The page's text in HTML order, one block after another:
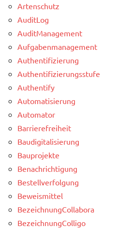
Artenschutz
AuditLog
AuditManagement
Aufgabenmanagement
Authentifizierung
Authentifizierungsstufe
Authentify
Automatisierung
Automator
Barrierefreiheit
Baudigitalisierung
Bauprojekte
Benachrichtigung
Bestellverfolgung
Beweismittel
BezeichnungCollabora
BezeichnungColligo